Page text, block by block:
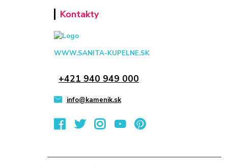
Kontakty
WWW.SANITA-KUPELNE.SK
+421 940 949 000
info@kamenik.sk